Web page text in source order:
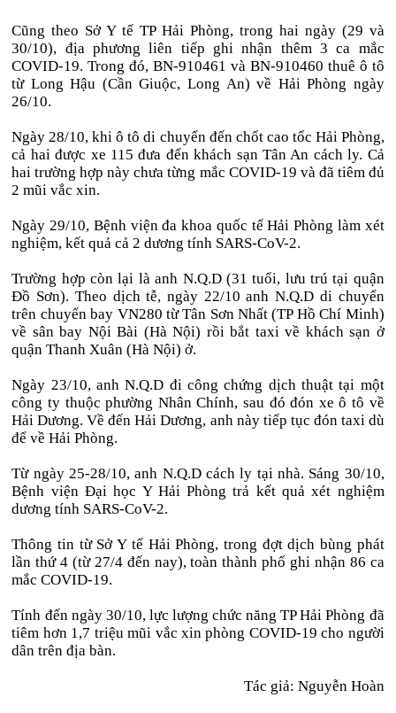
Cũng theo Sở Y tế TP Hải Phòng, trong hai ngày (29 và
30/10), địa phương liên tiếp ghi nhận thêm 3 ca mắc
COVID-19. Trong đó, BN-910461 và BN-910460 thuê ô tô
từ Long Hậu (Cần Giuộc, Long An) về Hải Phòng ngày
26/10.
Ngày 28/10, khi ô tô di chuyển đến chốt cao tốc Hải Phòng,
cả hai được xe 115 đưa đến khách sạn Tân An cách ly. Cả
hai trường hợp này chưa từng mắc COVID-19 và đã tiêm đủ
2 mũi vắc xin.
Ngày 29/10, Bệnh viện đa khoa quốc tế Hải Phòng làm xét
nghiệm, kết quả cả 2 dương tính SARS-CoV-2.
Trường hợp còn lại là anh N.Q.D (31 tuổi, lưu trú tại quận
Đồ Sơn). Theo dịch tễ, ngày 22/10 anh N.Q.D di chuyển
trên chuyến bay VN280 từ Tân Sơn Nhất (TP Hồ Chí Minh)
về sân bay Nội Bài (Hà Nội) rồi bắt taxi về khách sạn ở
quận Thanh Xuân (Hà Nội) ở.
Ngày 23/10, anh N.Q.D đi công chứng dịch thuật tại một
công ty thuộc phường Nhân Chính, sau đó đón xe ô tô về
Hải Dương. Về đến Hải Dương, anh này tiếp tục đón taxi dù
để về Hải Phòng.
Từ ngày 25-28/10, anh N.Q.D cách ly tại nhà. Sáng 30/10,
Bệnh viện Đại học Y Hải Phòng trả kết quả xét nghiệm
dương tính SARS-CoV-2.
Thông tin từ Sở Y tế Hải Phòng, trong đợt dịch bùng phát
lần thứ 4 (từ 27/4 đến nay), toàn thành phố ghi nhận 86 ca
mắc COVID-19.
Tính đến ngày 30/10, lực lượng chức năng TP Hải Phòng đã
tiêm hơn 1,7 triệu mũi vắc xin phòng COVID-19 cho người
dân trên địa bàn.
Tác giả: Nguyễn Hoàn